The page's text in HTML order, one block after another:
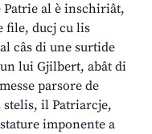
Patrie al è inschiriât,
file, ducj cu lis
câs di une surtide
lui Gjilbert, abât di
parsore de
il Patriarcje,
imponente a